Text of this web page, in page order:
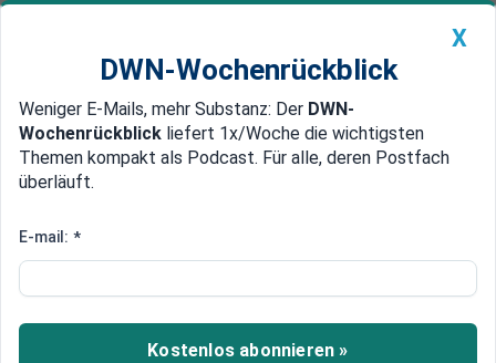
Newsticker MEIN DWN: Geldanlage Premium
Edelmetalle DWN-Magazin China
Rund eine Milliarde Euro
Italien: Intesa verkauft
Zahlungsabwickler an US-
Investoren
X
DWN-Wochenrückblick
Weniger E-Mails, mehr Substanz: Der DWN-
Wochenrückblick liefert 1x/Woche die wichtigsten
Themen kompakt als Podcast. Für alle, deren Postfach
überläuft.
E-mail: *
Kostenlos abonnieren »